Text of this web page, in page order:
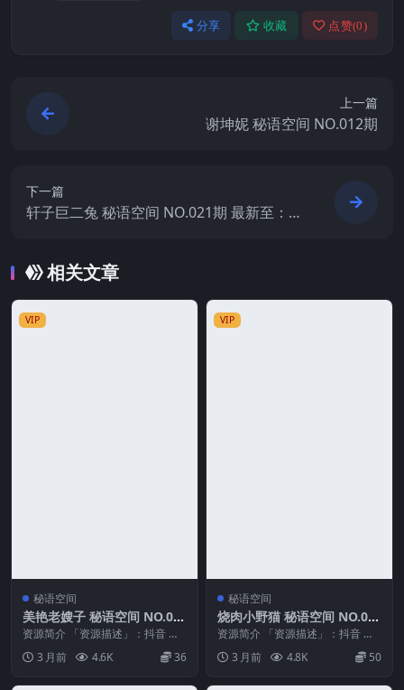
分享 收藏 点赞(0)
上一篇
谢坤妮 秘语空间 NO.012期
下一篇
轩子巨二兔 秘语空间 NO.021期 最新至：20
相关文章
VIP
秘语空间
美艳老嫂子 秘语空间 NO.00
4期
资源简介 「资源描述」：抖音 美
艳老嫂子 秘语空间 NO.004期 【3
6P】 ...
3 月前 4.6K 36
VIP
秘语空间
烧肉小野猫 秘语空间 NO.00
4期 最新至：2026.4.26
资源简介 「资源描述」：抖音 烧
肉小野猫 秘语空间 NO.004期 【1
2P4V...
3 月前 4.8K 50